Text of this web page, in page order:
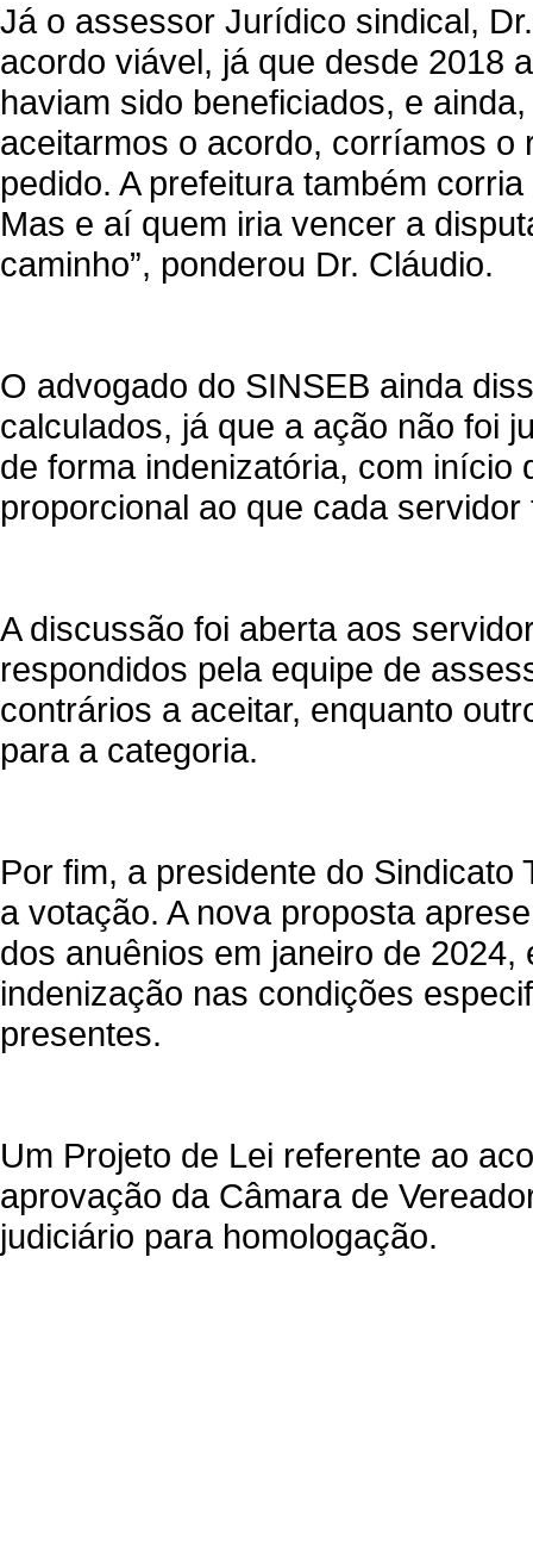
Já o assessor Jurídico sindical,
acordo viável, já que desde 2018
haviam sido beneficiados, e
aceitarmos o acordo, corríamos o
pedido. A prefeitura também
Mas e aí quem iria vencer a
caminho”, ponderou Dr. Cláudio.
O advogado do SINSEB ainda
calculados, já que a ação não foi
de forma indenizatória, com início
proporcional ao que cada
A discussão foi aberta aos
respondidos pela equipe de
contrários a aceitar, enquanto
para a categoria.
Por fim, a presidente do
a votação. A nova proposta
dos anuênios em janeiro de
indenização nas condições
presentes.
Um Projeto de Lei referente ao
aprovação da Câmara de
judiciário para homologação.